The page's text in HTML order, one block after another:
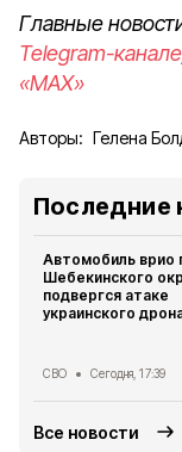
Главные
Telegram-канале
«MAX»
Авторы: Гелена
Последние
Автомобиль врио
Шебекинского
подвергся атаке
украинского
СВО Сегодня, 17:39
Все новости